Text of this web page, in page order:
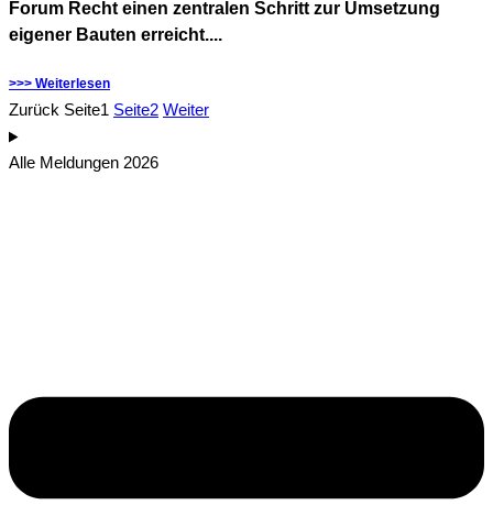
Forum Recht einen zentralen Schritt zur Umsetzung
eigener Bauten erreicht....
>>> Weiterlesen
Zurück Seite1 Seite2 Weiter
Alle Meldungen 2026